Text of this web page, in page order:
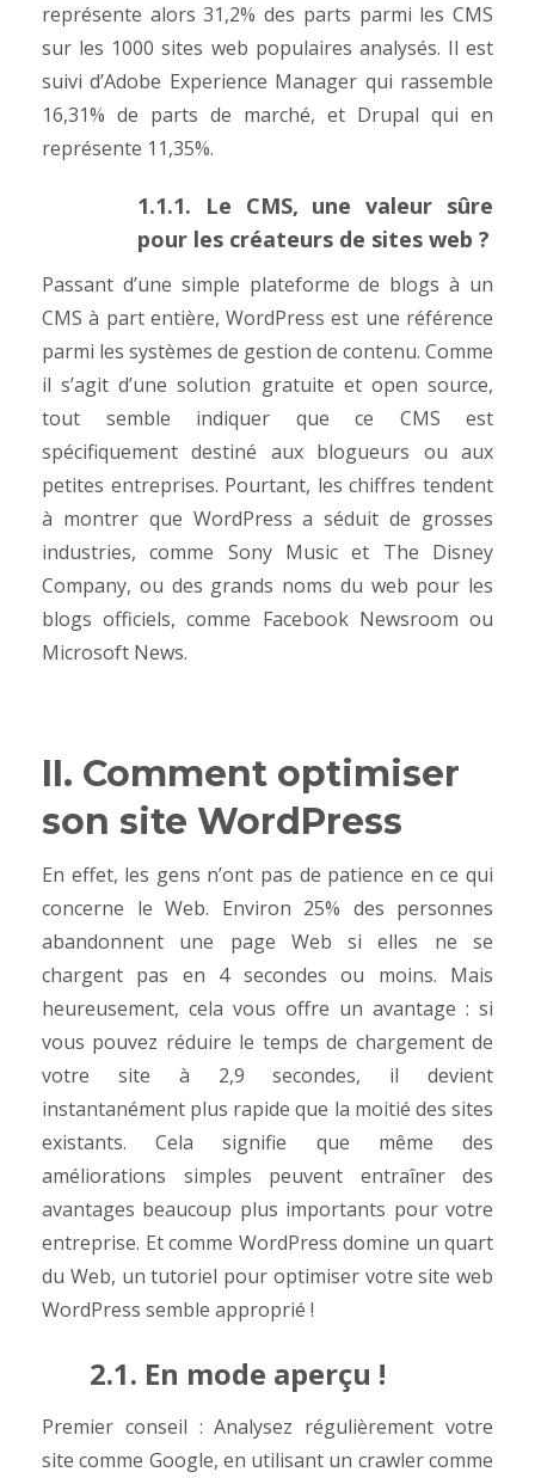
représente alors 31,2% des parts parmi les CMS
sur les 1000 sites web populaires analysés. Il est
suivi d’Adobe Experience Manager qui rassemble
16,31% de parts de marché, et Drupal qui en
représente 11,35%.
1.1.1. Le CMS, une valeur sûre
pour les créateurs de sites web ?
Passant d’une simple plateforme de blogs à un
CMS à part entière, WordPress est une référence
parmi les systèmes de gestion de contenu. Comme
il s’agit d’une solution gratuite et open source,
tout semble indiquer que ce CMS est
spécifiquement destiné aux blogueurs ou aux
petites entreprises. Pourtant, les chiffres tendent
à montrer que WordPress a séduit de grosses
industries, comme Sony Music et The Disney
Company, ou des grands noms du web pour les
blogs officiels, comme Facebook Newsroom ou
Microsoft News.
II. Comment optimiser
son site WordPress
En effet, les gens n’ont pas de patience en ce qui
concerne le Web. Environ 25% des personnes
abandonnent une page Web si elles ne se
chargent pas en 4 secondes ou moins. Mais
heureusement, cela vous offre un avantage : si
vous pouvez réduire le temps de chargement de
votre site à 2,9 secondes, il devient
instantanément plus rapide que la moitié des sites
existants. Cela signifie que même des
améliorations simples peuvent entraîner des
avantages beaucoup plus importants pour votre
entreprise. Et comme WordPress domine un quart
du Web, un tutoriel pour optimiser votre site web
WordPress semble approprié !
2.1. En mode aperçu !
Premier conseil : Analysez régulièrement votre
site comme Google, en utilisant un crawler comme